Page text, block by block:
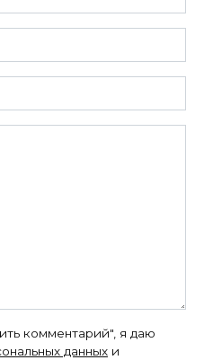
комментарий", я даю
данных и